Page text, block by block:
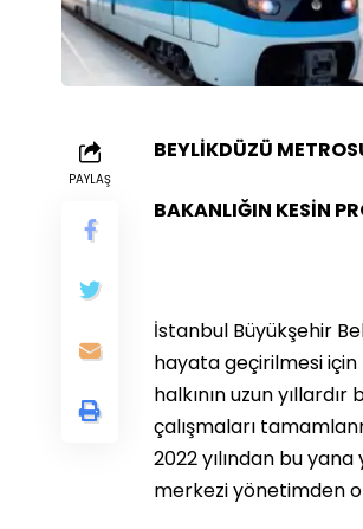
PAYLAŞ
BEYLİKDÜZÜ
BAKANLIĞIN KESİN
İstanbul Büyükşehir
hayata geçirilmesi
halkının uzun
çalışmaları
2022 yılından bu
merkezi yönetimden